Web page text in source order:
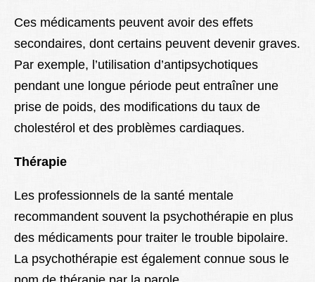
Ces médicaments peuvent avoir des effets
secondaires, dont certains peuvent devenir graves.
Par exemple, l’utilisation d’antipsychotiques
pendant une longue période peut entraîner une
prise de poids, des modifications du taux de
cholestérol et des problèmes cardiaques.
Thérapie
Les professionnels de la santé mentale
recommandent souvent la psychothérapie en plus
des médicaments pour traiter le trouble bipolaire.
La psychothérapie est également connue sous le